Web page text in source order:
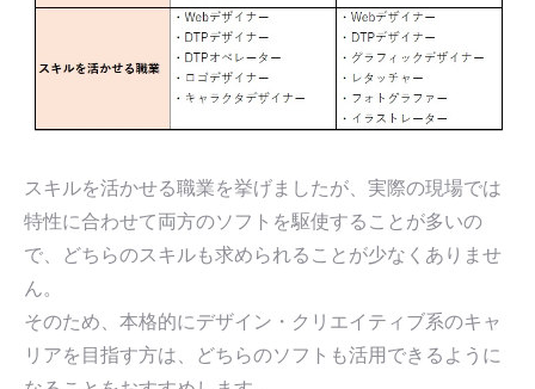
スキルを活かせる職業を挙げましたが、実際の現場では
特性に合わせて両方のソフトを駆使することが多いの
で、どちらのスキルも求められることが少なくありませ
ん。
そのため、本格的にデザイン・クリエイティブ系のキャ
リアを目指す方は、どちらのソフトも活用できるように